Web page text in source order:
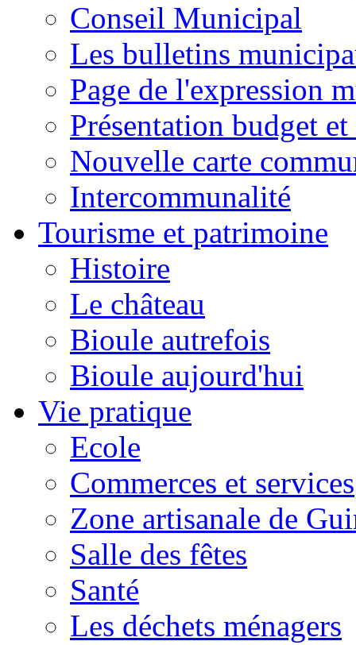
Conseil Municipal
Les bulletins
Page de l'expression
Présentation budget
Nouvelle carte
Intercommunalité
Tourisme et patrimoine
Histoire
Le château
Bioule autrefois
Bioule aujourd'hui
Vie pratique
Ecole
Commerces et services
Zone artisanale de
Salle des fêtes
Santé
Les déchets ménagers